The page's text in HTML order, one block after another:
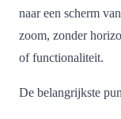
naar een scherm
zoom, zonder
of functionaliteit.
De belangrijkste